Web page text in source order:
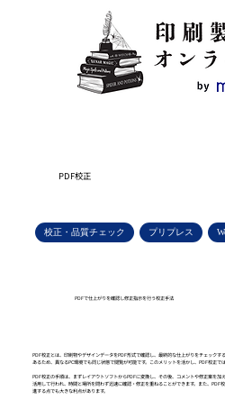
PDF校正
校正・品質チェック プリプレス
PDFで仕上がりを確認し修正指示を行う校正手法
PDF校正とは、印刷物やデザインデータをPDF形式で確認し、最終的な仕上がりをチェック
あるため、異なるPC環境でも同じ状態で閲覧が可能です。このメリットを活かし、PDF校正で
PDF校正の手順は、まずレイアウトソフトからPDFに変換し、その後、コメントや修正案を
活用して行われ、時間と場所を問わず迅速に確認・修正を重ねることができます。また、
進する点でも大きな利点があります。